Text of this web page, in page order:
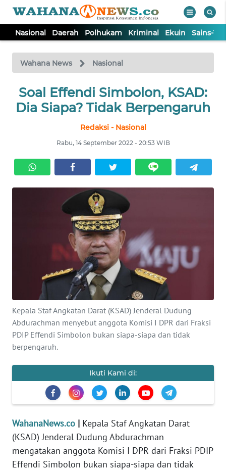
Nasional Daerah Polhukam Kriminal Ekuin Sains-
Wahana News Nasional
Soal Effendi Simbolon, KSAD:
Dia Siapa? Tidak Berpengaruh
Redaksi - Nasional
Rabu, 14 September 2022 - 20:53 WIB
Kepala Staf Angkatan Darat (KSAD) Jenderal Dudung
Abdurachman menyebut anggota Komisi I DPR dari Fraksi
PDIP Effendi Simbolon bukan siapa-siapa dan tidak
berpengaruh.
Ikuti Kami di:
WahanaNews.co | Kepala Staf Angkatan Darat
(KSAD) Jenderal Dudung Abdurachman
mengatakan anggota Komisi I DPR dari Fraksi PDIP
Effendi Simbolon bukan siapa-siapa dan tidak
TV
Tutup
NASIONAL
KRIMINAL
KESEHATAN
INTERNASIONAL
SERBA-SERBI
PENDIDIKAN
EDITORIAL
Informasi